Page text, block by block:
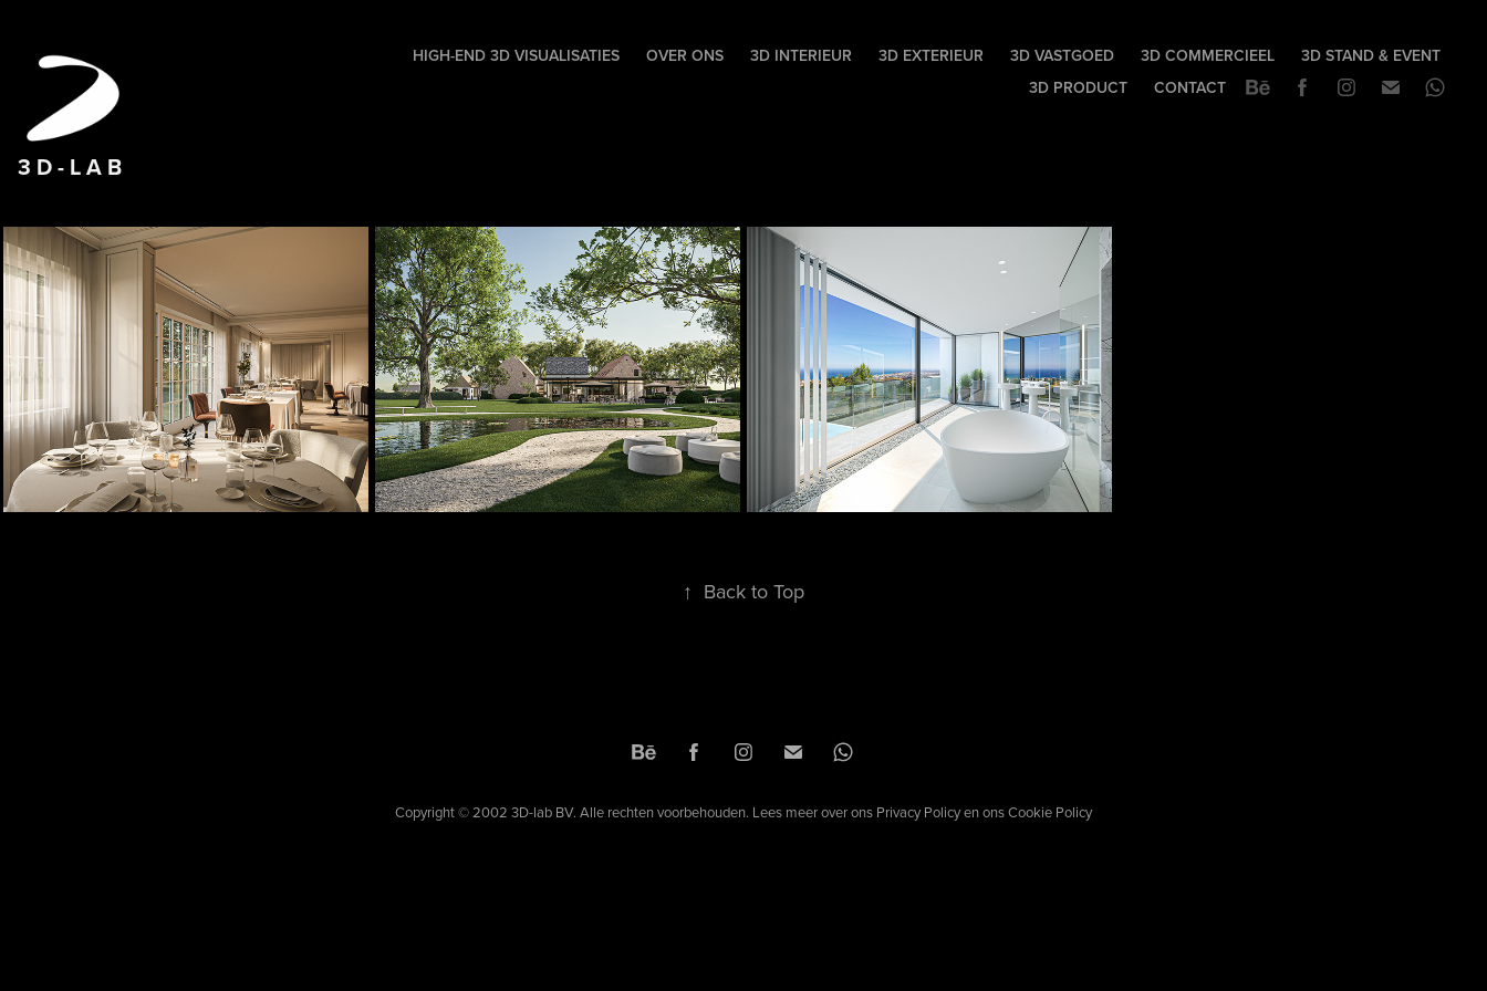
3 D - L A B
HIGH-END 3D VISUALISATIES OVER ONS 3D INTERIEUR 3D EXTERIEUR 3D VASTGOED 3D COMMERCIEEL
3D STAND & EVENT
3D PRODUCT
CONTACT
VVE01
RESTAURANT
ontwerp Veerle Van Eycken (V-interieur)
visualisatie 3D-lab
2022
OD76 ext
INTERIEUR/EXTERIEUR
KANTOOR+SHOWROOM+RESTAURANT+AP
P
2023
CM18
INTERIEUR BADKAMER
ontwerp Cosy Me Interiors
visualisatie 3D-lab
2020
↑ Back to Top
Copyright © 2002 3D-lab BV. Alle rechten voorbehouden. Lees meer over ons Privacy Policyen onsCookie Policy